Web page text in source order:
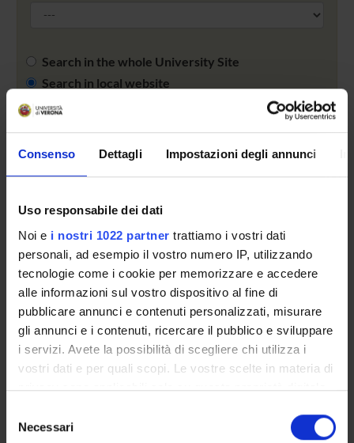
Consenso Dettagli Impostazioni degli annunci
Uso responsabile dei dati
Noi e i nostri 1022 partner trattiamo i vostri dati
personali, ad esempio il vostro numero IP, utilizzando
tecnologie come i cookie per memorizzare e accedere
alle informazioni sul vostro dispositivo al fine di
pubblicare annunci e contenuti personalizzati, misurare
gli annunci e i contenuti, ricercare il pubblico e sviluppare
i servizi. Avete la possibilità di scegliere chi utilizza i
vostri dati e per quali scopi. Le vostre scelte in materia di
privacy sono applicabili solo su questa proprietà digitale
modificare o revocare il proprio consenso in qualsiasi
delNecessari
Search in the whole University Site
Search in local website
search
No-one is present.
ORGANISATION
GOVERNANCE
COMMITTEES